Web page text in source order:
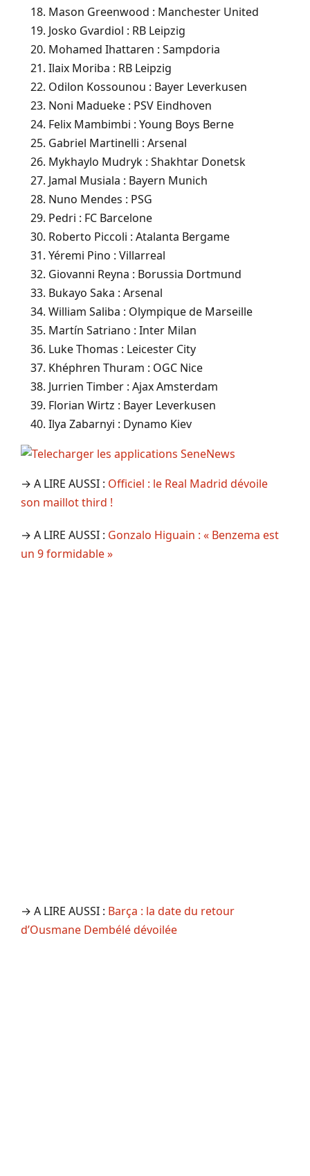
Mason Greenwood : Manchester United
Josko Gvardiol : RB Leipzig
Mohamed Ihattaren : Sampdoria
Ilaix Moriba : RB Leipzig
Odilon Kossounou : Bayer Leverkusen
Noni Madueke : PSV Eindhoven
Felix Mambimbi : Young Boys Berne
Gabriel Martinelli : Arsenal
Mykhaylo Mudryk : Shakhtar Donetsk
Jamal Musiala : Bayern Munich
Nuno Mendes : PSG
Pedri : FC Barcelone
Roberto Piccoli : Atalanta Bergame
Yéremi Pino : Villarreal
Giovanni Reyna : Borussia Dortmund
Bukayo Saka : Arsenal
William Saliba : Olympique de Marseille
Martín Satriano : Inter Milan
Luke Thomas : Leicester City
Khéphren Thuram : OGC Nice
Jurrien Timber : Ajax Amsterdam
Florian Wirtz : Bayer Leverkusen
Ilya Zabarnyi : Dynamo Kiev
→ A LIRE AUSSI : Officiel : le Real Madrid dévoile
son maillot third !
→ A LIRE AUSSI : Gonzalo Higuain : « Benzema est
un 9 formidable »
→ A LIRE AUSSI : Barça : la date du retour
d’Ousmane Dembélé dévoilée